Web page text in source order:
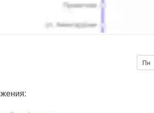
Пн